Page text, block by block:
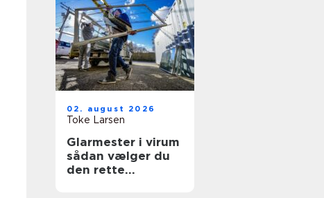
02. august 2026
Toke Larsen
Glarmester i virum
sådan vælger du
den rette